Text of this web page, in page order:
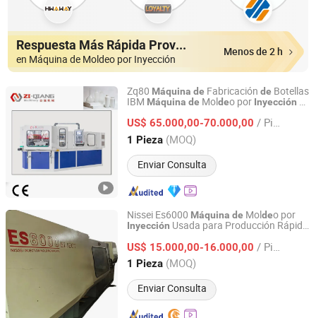
Respuesta Más Rápida Proveedores
en Máquina de Moldeo por Inyección
Menos de 2 h
Zq80 Máquina de Fabricación de Botellas
IBM Máquina de Moldeo por Inyección y
US$ 65.000,00-70.000,00 / Pieza
1 Pieza (MOQ)
Enviar Consulta
Zhangjiagang Ziqiang Machinery Co., Ltd.
Jiangsu, China Desde 2016
Nissei Es6000 Máquina de Moldeo por
Inyección Usada para Producción Rápida
US$ 15.000,00-16.000,00 / Pieza
1 Pieza (MOQ)
Enviar Consulta
Dongguan Qike Machinery Technology Co., Ltd.
Guangdong, China Desde 2025